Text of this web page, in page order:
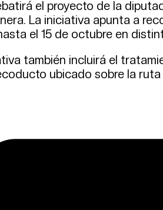
el proyecto de la
La iniciativa apunta a
el 15 de octubre en
también incluirá el
ubicado sobre la